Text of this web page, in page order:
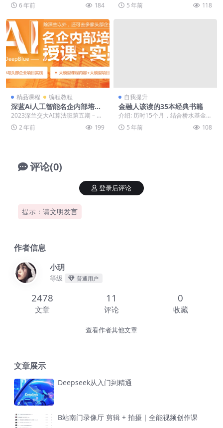
教学。如利用前...
6 年前 184
漫不经心； 如...
5 年前 118
精品课程 编程教程
深蓝Ai人工智能名企内部培训
+实践班第五期
2023深兰交大AI算法班第五期 – 第
三部分 | ├──课时10：...
2 年前 199
自我提升
金融人该读的35本经典书籍
介绍: 历时15个月，结合桥水基金、
摩根斯坦利、等顶级金融机构以及
沃顿商学院、布...
5 年前 108
评论(0)
提示：请文明发言
登录后评论
作者信息
小玥
等级 普通用户
2478
文章
11
评论
0
收藏
查看作者其他文章
文章展示
Deepseek从入门到精通
B站南门录像厅 剪辑 + 拍摄｜全能视频创作课